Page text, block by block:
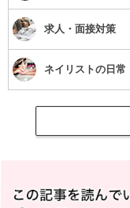
求人・面接対策
ネイリストの日常